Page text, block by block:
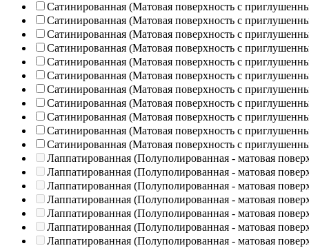
Сатинированная (Матовая поверхность с
Сатинированная (Матовая поверхность с
Сатинированная (Матовая поверхность с
Сатинированная (Матовая поверхность с
Сатинированная (Матовая поверхность с
Сатинированная (Матовая поверхность с
Сатинированная (Матовая поверхность с
Сатинированная (Матовая поверхность с
Сатинированная (Матовая поверхность с
Сатинированная (Матовая поверхность с
Сатинированная (Матовая поверхность с
Лаппатированная (Полуполированная - матовая
Лаппатированная (Полуполированная - матовая
Лаппатированная (Полуполированная - матовая
Лаппатированная (Полуполированная - матовая
Лаппатированная (Полуполированная - матовая
Лаппатированная (Полуполированная - матовая
Лаппатированная (Полуполированная - матовая